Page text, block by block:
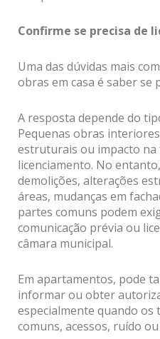
Confirme se precisa de
Uma das dúvidas mais
obras em casa é saber se
A resposta depende do
Pequenas obras
estruturais ou impacto na
licenciamento. No
demolições, alterações
áreas, mudanças em
partes comuns podem
comunicação prévia ou
câmara municipal.
Em apartamentos, pode
informar ou obter
especialmente quando
comuns, acessos, ruído